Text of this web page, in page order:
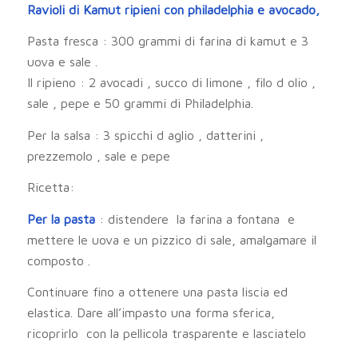
Ravioli di Kamut ripieni con philadelphia e avocado,
Pasta fresca : 300 grammi di farina di kamut e 3
uova e sale .
Il ripieno : 2 avocadi , succo di limone , filo d olio ,
sale , pepe e 50 grammi di Philadelphia.
Per la salsa : 3 spicchi d aglio , datterini ,
prezzemolo , sale e pepe
Ricetta:
Per la pasta : distendere la farina a fontana e
mettere le uova e un pizzico di sale, amalgamare il
composto .
Continuare fino a ottenere una pasta liscia ed
elastica. Dare all’impasto una forma sferica,
ricoprirlo con la pellicola trasparente e lasciatelo